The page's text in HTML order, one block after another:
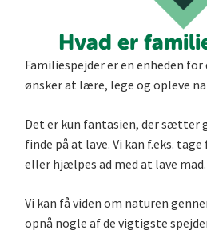
Hvad er
Familiespejder er en enheden
ønsker at lære, lege og opleve
Det er kun fantasien, der sætter
finde på at lave. Vi kan f.eks.
eller hjælpes ad med at lave mad.
Vi kan få viden om naturen
opnå nogle af de vigtigste